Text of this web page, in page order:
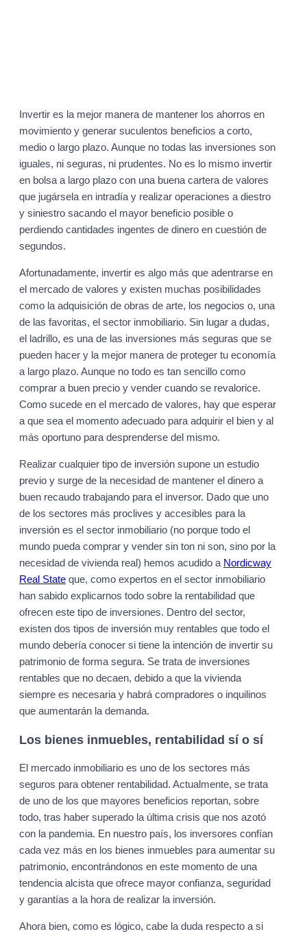
Invertir es la mejor manera de mantener los ahorros en
movimiento y generar suculentos beneficios a corto,
medio o largo plazo. Aunque no todas las inversiones son
iguales, ni seguras, ni prudentes. No es lo mismo invertir
en bolsa a largo plazo con una buena cartera de valores
que jugársela en intradía y realizar operaciones a diestro
y siniestro sacando el mayor beneficio posible o
perdiendo cantidades ingentes de dinero en cuestión de
segundos.
Afortunadamente, invertir es algo más que adentrarse en
el mercado de valores y existen muchas posibilidades
como la adquisición de obras de arte, los negocios o, una
de las favoritas, el sector inmobiliario. Sin lugar a dudas,
el ladrillo, es una de las inversiones más seguras que se
pueden hacer y la mejor manera de proteger tu economía
a largo plazo. Aunque no todo es tan sencillo como
comprar a buen precio y vender cuando se revalorice.
Como sucede en el mercado de valores, hay que esperar
a que sea el momento adecuado para adquirir el bien y al
más oportuno para desprenderse del mismo.
Realizar cualquier tipo de inversión supone un estudio
previo y surge de la necesidad de mantener el dinero a
buen recaudo trabajando para el inversor. Dado que uno
de los sectores más proclives y accesibles para la
inversión es el sector inmobiliario (no porque todo el
mundo pueda comprar y vender sin ton ni son, sino por la
necesidad de vivienda real) hemos acudido a Nordicway
Real State que, como expertos en el sector inmobiliario
han sabido explicarnos todo sobre la rentabilidad que
ofrecen este tipo de inversiones. Dentro del sector,
existen dos tipos de inversión muy rentables que todo el
mundo debería conocer si tiene la intención de invertir su
patrimonio de forma segura. Se trata de inversiones
rentables que no decaen, debido a que la vivienda
siempre es necesaria y habrá compradores o inquilinos
que aumentarán la demanda.
Los bienes inmuebles, rentabilidad sí o sí
El mercado inmobiliario es uno de los sectores más
seguros para obtener rentabilidad. Actualmente, se trata
de uno de los que mayores beneficios reportan, sobre
todo, tras haber superado la última crisis que nos azotó
con la pandemia. En nuestro país, los inversores confían
cada vez más en los bienes inmuebles para aumentar su
patrimonio, encontrándonos en este momento de una
tendencia alcista que ofrece mayor confianza, seguridad
y garantías a la hora de realizar la inversión.
Ahora bien, como es lógico, cabe la duda respecto a si